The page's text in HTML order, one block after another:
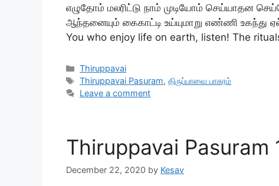
எழுதோம் மலரிட்டு நாம் முடியோம் செய்யாதன
ஆந்தனையும் கைகாட்டி உய்யுமாறு எண்ணி உகந்து
You who enjoy life on earth, listen! The
Categories
Thiruppavai
Tags
Thiruppavai Pasuram,திருப்பாவை பாசுரம்
Leave a comment
Thiruppavai Pasuram
December 22, 2020 by Kesav